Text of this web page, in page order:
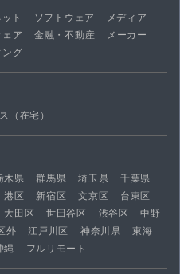
ト ソフトウェア
メディア
ア 金融・不動産
メーカー
ング
（在宅）
木県 群馬県 埼玉県
千葉県
港区 新宿区 文京区
台東区
大田区 世田谷区 渋谷区
中野
外 江戸川区 神奈川県
東海
縄 フルリモート